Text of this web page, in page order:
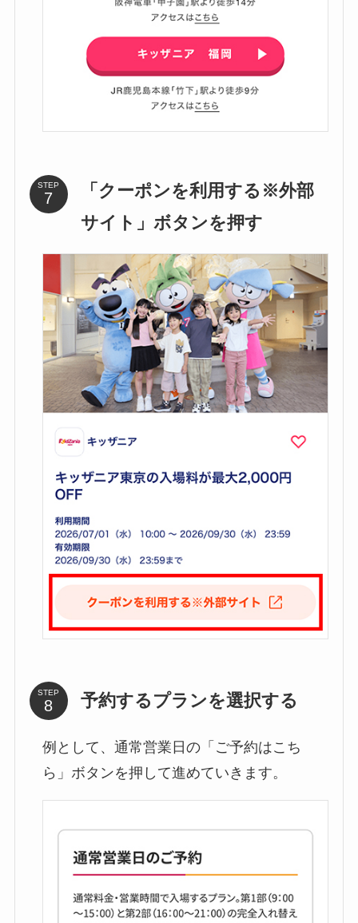
STEP
「クーポンを利用する※外部
サイト」ボタンを押す
STEP 予約するプランを選択する
例として、通常営業日の「ご予約はこち
ら」ボタンを押して進めていきます。